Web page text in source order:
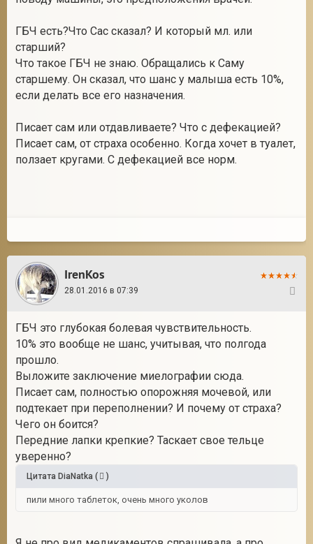
ГБЧ есть?Что Сас сказал? И который мл. или
старший?
Что такое ГБЧ не знаю. Обращались к Саму
старшему. Он сказал, что шанс у малыша есть 10%,
если делать все его назначения.
Писает сам или отдавливаете? Что с дефекацией?
Писает сам, от страха особенно. Когда хочет в туалет,
ползает кругами. С дефекацией все норм.
IrenKos
28.01.2016 в 07:39
ГБЧ это глубокая болевая чувствительность.
10% это вообще не шанс, учитывая, что полгода
прошло.
Выложите заключение миелографии сюда.
Писает сам, полностью опорожняя мочевой, или
подтекает при переполнении? И почему от страха?
Чего он боится?
Передние лапки крепкие? Таскает свое тельце
уверенно?
Цитата DiaNatka ( )
пили много таблеток, очень много уколов